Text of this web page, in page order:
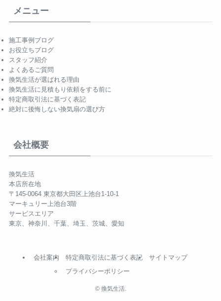
メニュー
施工事例ブログ
お役立ちブログ
スタッフ紹介
よくあるご質問
換気生活が選ばれる理由
換気生活に見積もり依頼をする前に
特定商取引法に基づく表記
絶対に後悔しない換気扇の選び方
会社概要
換気生活
本店所在地
〒145-0064 東京都大田区上池台1-10-1
マーキュリー上池台3階
サービスエリア
東京、神奈川、千葉、埼玉、茨城、愛知
会社案内
特定商取引法に基づく表記
プライバシーポリシー
サイトマップ
©換気生活.